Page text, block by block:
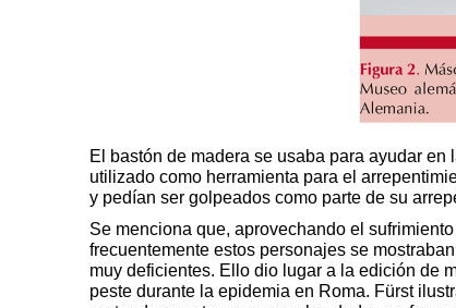
El bastón de madera se usaba para ayudar
utilizado como herramienta para el
y pedían ser golpeados como parte de su
Se menciona que, aprovechando el
frecuentemente estos personajes se
muy deficientes. Ello dio lugar a la edición de
peste durante la epidemia en Roma. Fürst